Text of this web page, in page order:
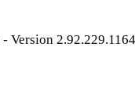
-Version